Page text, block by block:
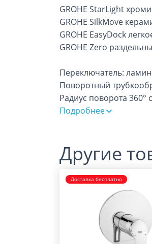
GROHE StarLight
GROHE SilkMove
GROHE EasyDock
GROHE Zero
Переключатель:
Поворотный
Радиус поворота 360°
Подробнее
Другие
Доставка бесплатно